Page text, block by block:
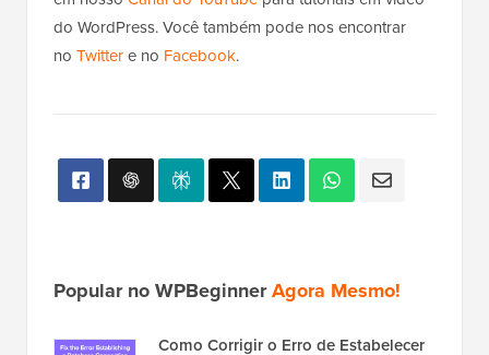
do WordPress. Você também pode nos encontrar
no Twittere no Facebook.
Popular no WPBeginnerAgora Mesmo!
Como Corrigir o Erro de Estabelecer